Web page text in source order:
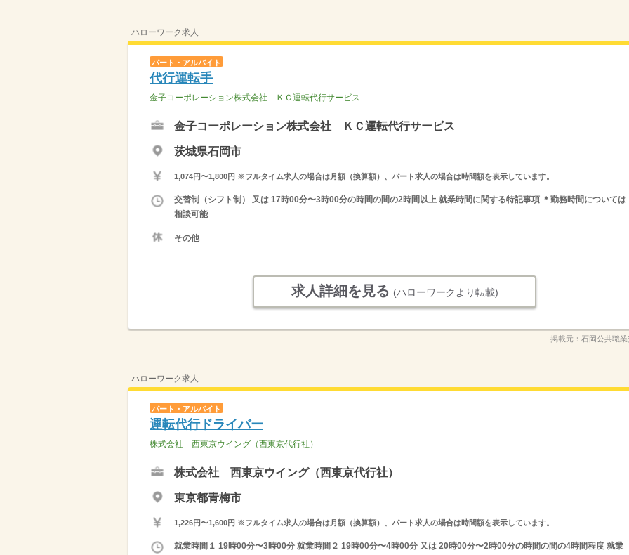
ハローワーク求人
パート・アルバイト
代行運転手
金子コーポレーション株式会社 ＫＣ運転代行サービス
金子コーポレーション株式会社 ＫＣ運転代行サービス
茨城県石岡市
1,074円〜1,800円 ※フルタイム求人の場合は月額（換算額）、パート求人の場合は時間額を表示しています。
交替制（シフト制） 又は 17時00分〜3時00分の時間の間の2時間以上 就業時間に関する特記事項 ＊勤務時間については
相談可能
その他
求人詳細を見る (ハローワークより転載)
掲載元： 石岡公共職
ハローワーク求人
パート・アルバイト
運転代行ドライバー
株式会社 西東京ウイング（西東京代行社）
株式会社 西東京ウイング（西東京代行社）
東京都青梅市
1,226円〜1,600円 ※フルタイム求人の場合は月額（換算額）、パート求人の場合は時間額を表示しています。
就業時間１ 19時00分〜3時00分 就業時間２ 19時00分〜4時00分 又は 20時00分〜2時00分の時間の間の4時間程度 就業